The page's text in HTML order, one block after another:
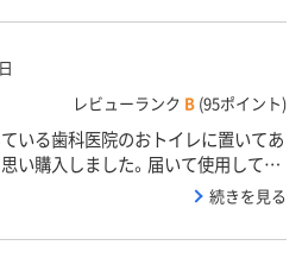
レビューランク B (95ポイント)
いる歯科医院のおトイレに置いてあ
い購入しました。届いて使用してみ
りアップル感が感じられませんでし
続きを見る